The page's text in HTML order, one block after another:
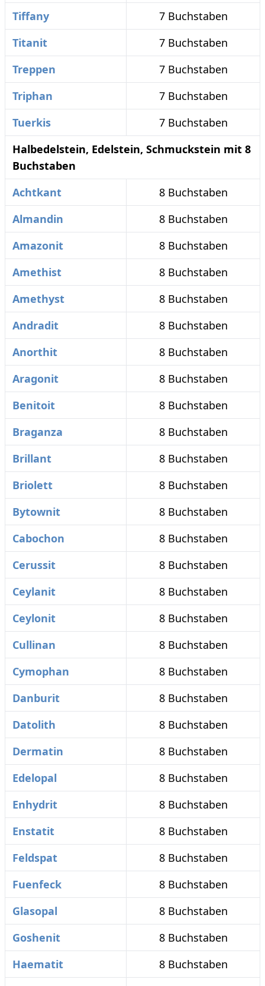
Tiffany
7 Buchstaben
Titanit
7 Buchstaben
Treppen
7 Buchstaben
Triphan
7 Buchstaben
Tuerkis
7 Buchstaben
Halbedelstein, Edelstein, Schmuckstein mit 8
Buchstaben
Achtkant
8 Buchstaben
Almandin
8 Buchstaben
Amazonit
8 Buchstaben
Amethist
8 Buchstaben
Amethyst
8 Buchstaben
Andradit
8 Buchstaben
Anorthit
8 Buchstaben
Aragonit
8 Buchstaben
Benitoit
8 Buchstaben
Braganza
8 Buchstaben
Brillant
8 Buchstaben
Briolett
8 Buchstaben
Bytownit
8 Buchstaben
Cabochon
8 Buchstaben
Cerussit
8 Buchstaben
Ceylanit
8 Buchstaben
Ceylonit
8 Buchstaben
Cullinan
8 Buchstaben
Cymophan
8 Buchstaben
Danburit
8 Buchstaben
Datolith
8 Buchstaben
Dermatin
8 Buchstaben
Edelopal
8 Buchstaben
Enhydrit
8 Buchstaben
Enstatit
8 Buchstaben
Feldspat
8 Buchstaben
Fuenfeck
8 Buchstaben
Glasopal
8 Buchstaben
Goshenit
8 Buchstaben
Haematit
8 Buchstaben